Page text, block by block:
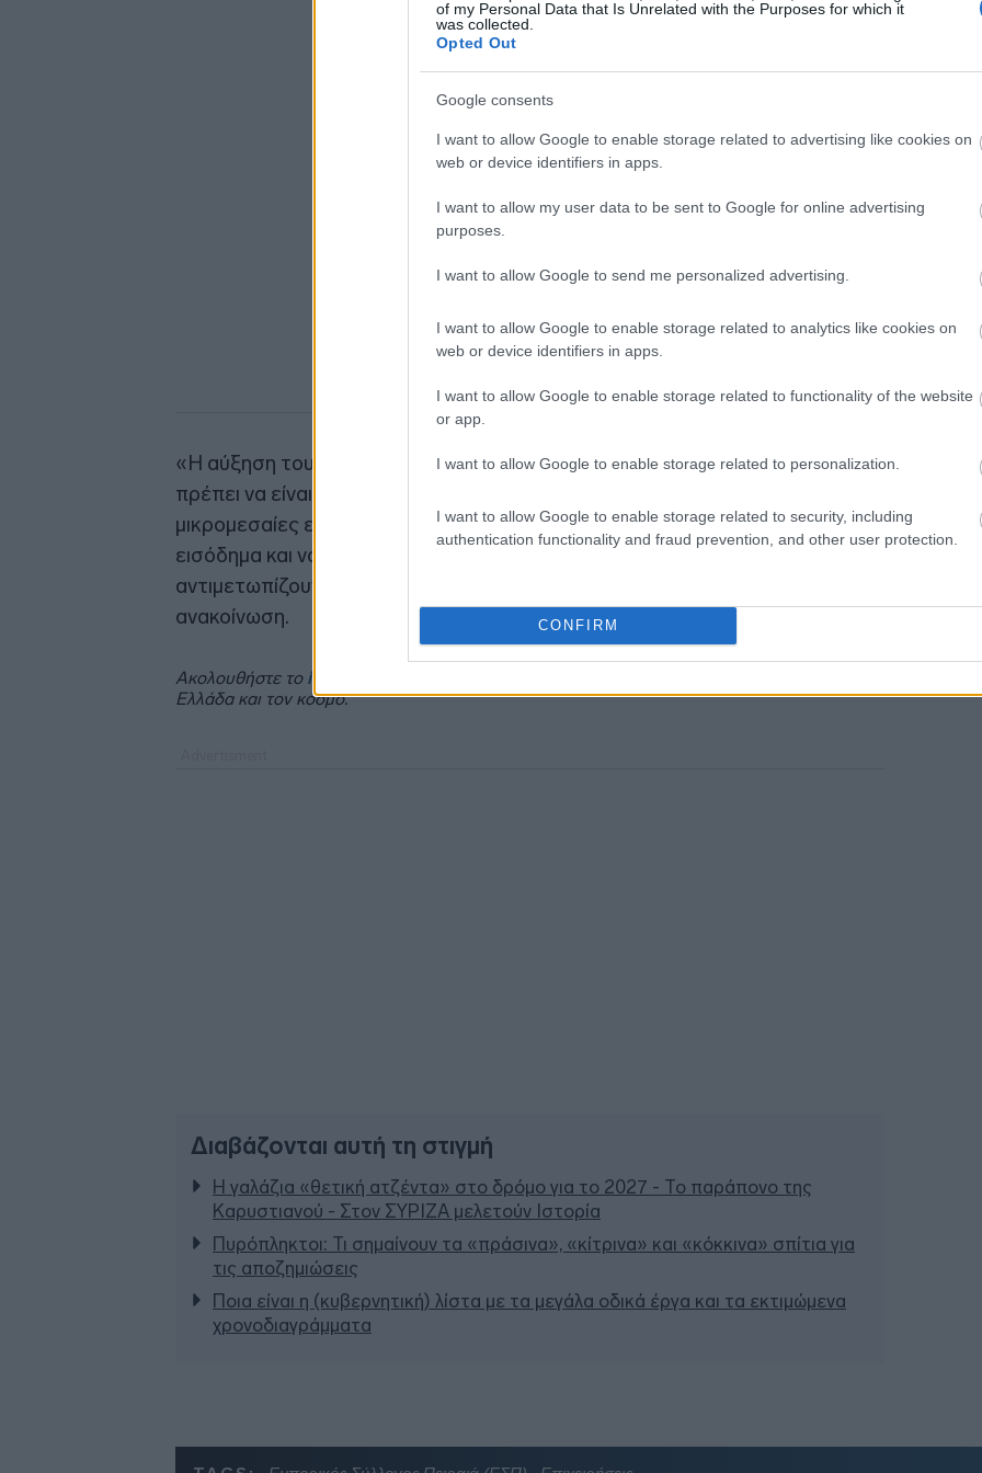
of my Personal Data that Is Unrelated with the Purposes for which it
was collected.
Opted Out
Google consents
I want to allow Google to enable storage related to advertising like cookies on
web or device identifiers in apps.
I want to allow my user data to be sent to Google for online advertising
purposes.
I want to allow Google to send me personalized advertising.
I want to allow Google to enable storage related to analytics like cookies on
web or device identifiers in apps.
I want to allow Google to enable storage related to functionality of the website
or app.
I want to allow Google to enable storage related to personalization.
I want to allow Google to enable storage related to security, including
authentication functionality and fraud prevention, and other user protection.
CONFIRM
«Η αύξηση του ακατάσχετου ορίου είναι ένα θετικό βήμα. Το επόμενο βήμα
πρέπει να είναι η δημιουργία ενός πλαισίου που θα επιτρέπει στις βιώσιμες
μικρομεσαίες επιχειρήσεις να συνεχίζουν να λειτουργούν, να παράγουν
εισόδημα και να εκπληρώνουν τις υποχρεώσεις τους, ακόμη και όταν
αντιμετωπίζουν προσωρινές οικονομικές δυσκολίες», καταλήγει η
ανακοίνωση.
Ακολουθήστε το insider.gr στο Google News
Ελλάδα και τον κόσμο.
Διαβάζονται αυτή τη στιγμή
Η γαλάζια «θετική ατζέντα» στο δρόμο για το 2027 - Το παράπονο της
Καρυστιανού - Στον ΣΥΡΙΖΑ μελετούν Ιστορία
Πυρόπληκτοι: Τι σημαίνουν τα «πράσινα», «κίτρινα» και «κόκκινα» σπίτια για
τις αποζημιώσεις
Ποια είναι η (κυβερνητική) λίστα με τα μεγάλα οδικά έργα και τα εκτιμώμενα
χρονοδιαγράμματα
19:37